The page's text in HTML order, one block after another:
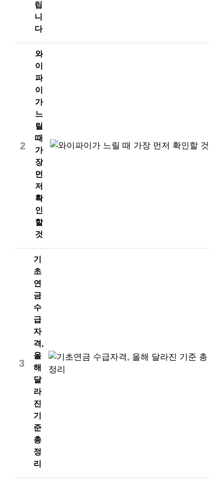
립
니
다
2
와
이
파
이
가
느
릴
때
가
장
먼
저
확
인
할
것
3
기
초
연
금
수
급
자
격,
올
해
달
라
진
기
준
총
정
리